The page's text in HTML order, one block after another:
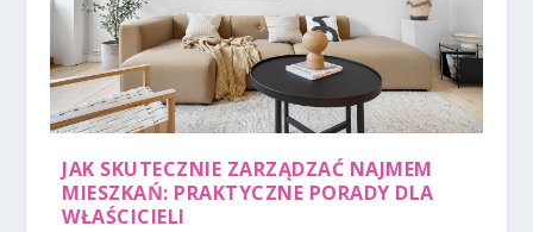
JAK SKUTECZNIE ZARZĄDZAĆ NAJMEM
MIESZKAŃ: PRAKTYCZNE PORADY DLA
WŁAŚCICIELI